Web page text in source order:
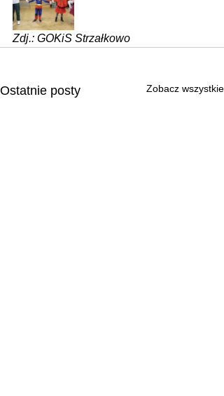
Zdj.: GOKiS Strzałkowo
Ostatnie posty Zobacz wszystkie